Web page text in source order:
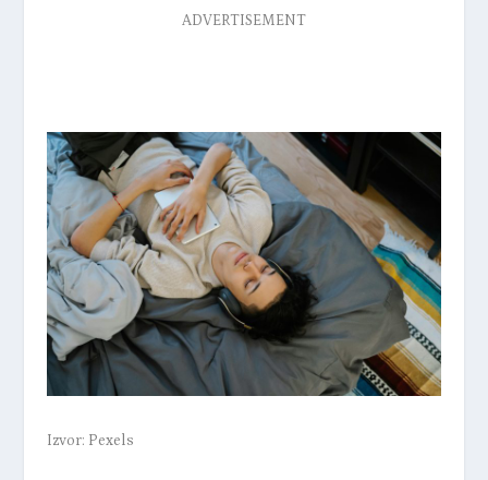
ADVERTISEMENT
Izvor: Pexels